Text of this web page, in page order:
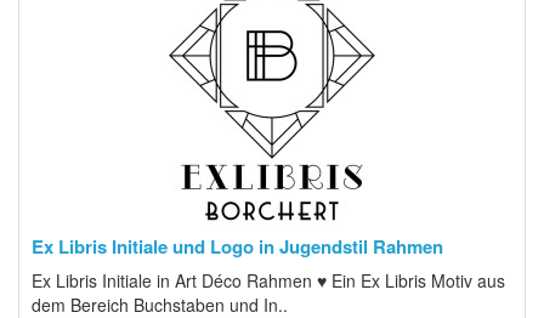
Ex Libris Initiale und Logo in Jugendstil Rahmen
Ex Libris Initiale in Art Déco Rahmen ♥ Ein Ex Libris Motiv aus
dem Bereich Buchstaben und In..